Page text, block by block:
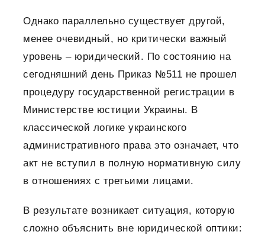
Однако параллельно существует другой,
менее очевидный, но критически важный
уровень – юридический. По состоянию на
сегодняшний день Приказ №511 не прошел
процедуру государственной регистрации в
Министерстве юстиции Украины. В
классической логике украинского
административного права это означает, что
акт не вступил в полную нормативную силу
в отношениях с третьими лицами.
В результате возникает ситуация, которую
сложно объяснить вне юридической оптики: